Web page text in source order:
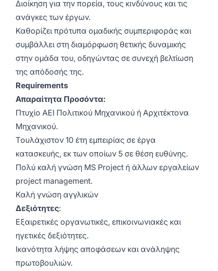
Διοίκηση για την πορεία, τους κινδύνους και τις
ανάγκες των έργων.
Καθορίζει πρότυπα ομαδικής συμπεριφοράς και
συμβάλλει στη διαμόρφωση θετικής δυναμικής
στην ομάδα του, οδηγώντας σε συνεχή βελτίωση
της απόδοσής της.
Requirements
Απαραίτητα Προσόντα:
Πτυχίο ΑΕΙ Πολιτικού Μηχανικού ή Αρχιτέκτoνα
Μηχανικού.
Tουλάχιστον 10 έτη εμπειρίας σε έργα
κατασκευής, εκ των οποίων 5 σε θέση ευθύνης.
Πολύ καλή γνώση MS Project ή άλλων εργαλείων
project management.
Καλή γνώση αγγλικών
Δεξιότητες:
Εξαιρετικές οργανωτικές, επικοινωνιακές και
ηγετικές δεξιότητες.
Ικανότητα λήψης αποφάσεων και ανάληψης
πρωτοβουλιών.